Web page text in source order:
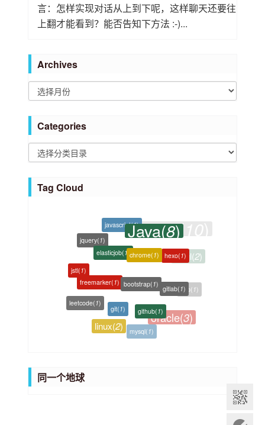
言：怎样实现对话从上到下呢，这样聊天还要往
上翻才能看到？能否告知下方法 :-)...
Archives
r
c
h
v
e
s
Categories
a
t
e
Tag Cloud
bootstrap(1)
chrome (1)
elasticjob(1 )
freemarker
git(1) github(1 )
Java(8)
javascript(1)
jquery(1)
jstl(1)
linux(2) mysql(1)
oracle(3)
php(1)
tomcat(3)
ubuntu(2)virtualbox
同一个地球